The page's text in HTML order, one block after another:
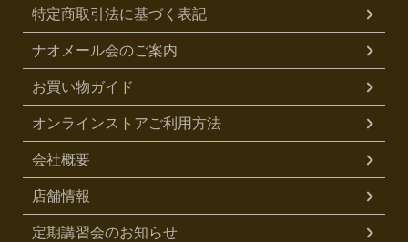
特定商取引法に基づく表記
ナオメール会のご案内
お買い物ガイド
オンラインストアご利用方法
会社概要
店舗情報
定期講習会のお知らせ